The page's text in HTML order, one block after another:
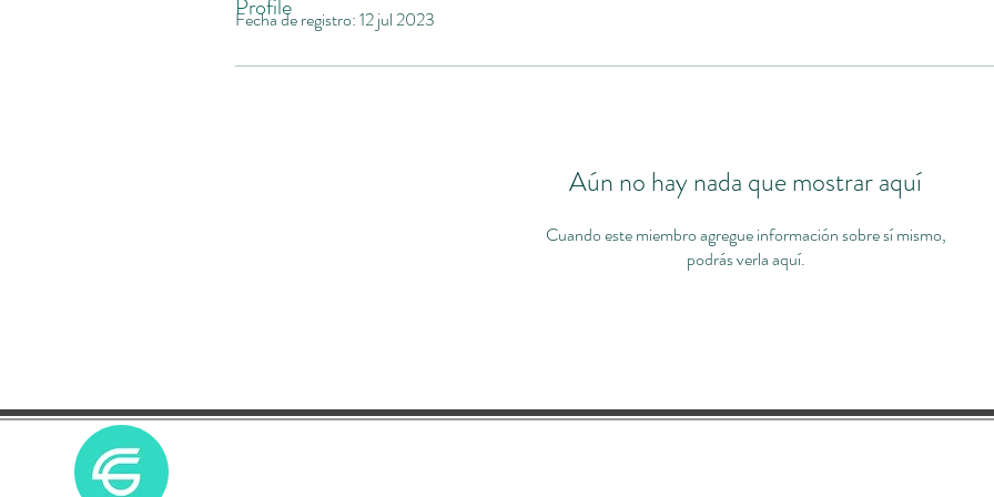
Fecha de registro: 12 jul 2023
Aún no hay nada que mostrar aquí
Cuando este miembro agregue información sobre sí mismo,
podrás verla aquí.
Profile